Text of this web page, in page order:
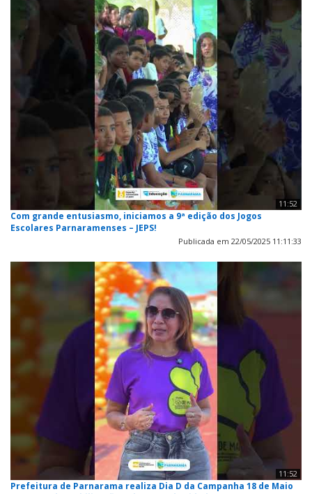
11:52
Com grande entusiasmo, iniciamos a 9ª edição dos Jogos
Escolares Parnaramenses – JEPS!
Publicada em 22/05/2025 11:11:33
11:52
Prefeitura de Parnarama realiza Dia D da Campanha 18 de Maio